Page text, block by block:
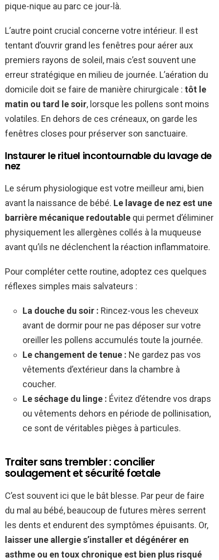
pique-nique au parc ce jour-là.
L’autre point crucial concerne votre intérieur. Il est
tentant d’ouvrir grand les fenêtres pour aérer aux
premiers rayons de soleil, mais c’est souvent une
erreur stratégique en milieu de journée. L’aération du
domicile doit se faire de manière chirurgicale : tôt le
matin ou tard le soir, lorsque les pollens sont moins
volatiles. En dehors de ces créneaux, on garde les
fenêtres closes pour préserver son sanctuaire.
Instaurer le rituel incontournable du lavage de
nez
Le sérum physiologique est votre meilleur ami, bien
avant la naissance de bébé. Le lavage de nez est une
barrière mécanique redoutable qui permet d’éliminer
physiquement les allergènes collés à la muqueuse
avant qu’ils ne déclenchent la réaction inflammatoire.
Pour compléter cette routine, adoptez ces quelques
réflexes simples mais salvateurs :
La douche du soir : Rincez-vous les cheveux
avant de dormir pour ne pas déposer sur votre
oreiller les pollens accumulés toute la journée.
Le changement de tenue : Ne gardez pas vos
vêtements d’extérieur dans la chambre à
coucher.
Le séchage du linge : Évitez d’étendre vos draps
ou vêtements dehors en période de pollinisation,
ce sont de véritables pièges à particules.
Traiter sans trembler : concilier
soulagement et sécurité fœtale
C’est souvent ici que le bât blesse. Par peur de faire
du mal au bébé, beaucoup de futures mères serrent
les dents et endurent des symptômes épuisants. Or,
laisser une allergie s’installer et dégénérer en
asthme ou en toux chronique est bien plus risqué